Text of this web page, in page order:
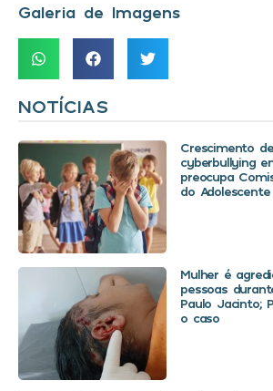
Galeria de Imagens
NOTÍCIAS
Crescimento
cyberbullying
preocupa
do
Mulher é
pessoas
Paulo Jacinto;
o caso